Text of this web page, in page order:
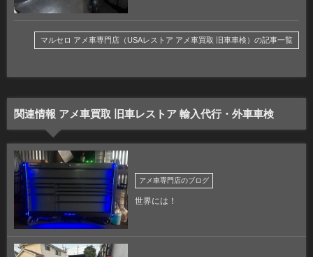
マルセロ アメ車専門店（USAレストア アメ車買取 旧車車検）の記事一覧
関連情報 アメ車買取 旧車レストア 輸入代行・外車車検
アメ車専門店のブログ
世界には！